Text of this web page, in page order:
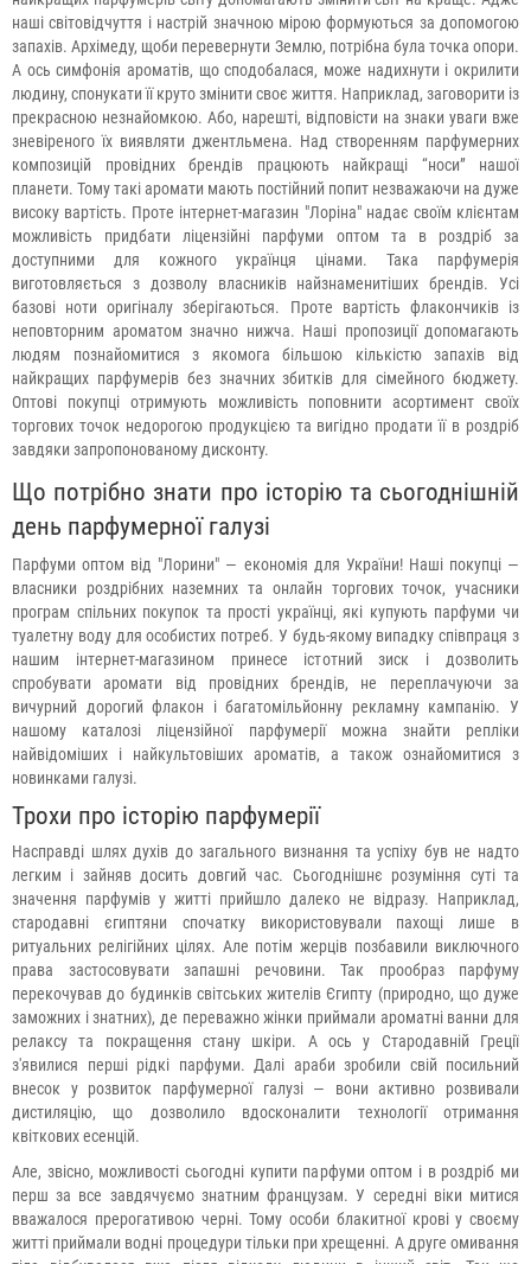
наші світовідчуття і настрій значною мірою формуються за допомогою
запахів. Архімеду, щоби перевернути Землю, потрібна була точка опори.
А ось симфонія ароматів, що сподобалася, може надихнути і окрилити
людину, спонукати її круто змінити своє життя. Наприклад, заговорити із
прекрасною незнайомкою. Або, нарешті, відповісти на знаки уваги вже
зневіреного їх виявляти джентльмена. Над створенням парфумерних
композицій провідних брендів працюють найкращі “носи” нашої
планети. Тому такі аромати мають постійний попит незважаючи на дуже
високу вартість. Проте інтернет-магазин "Лоріна" надає своїм клієнтам
можливість придбати ліцензійні парфуми оптом та в роздріб за
доступними для кожного українця цінами. Така парфумерія
виготовляється з дозволу власників найзнаменитіших брендів. Усі
базові ноти оригіналу зберігаються. Проте вартість флакончиків із
неповторним ароматом значно нижча. Наші пропозиції допомагають
людям познайомитися з якомога більшою кількістю запахів від
найкращих парфумерів без значних збитків для сімейного бюджету.
Оптові покупці отримують можливість поповнити асортимент своїх
торгових точок недорогою продукцією та вигідно продати її в роздріб
завдяки запропонованому дисконту.
Що потрібно знати про історію та сьогоднішній
день парфумерної галузі
Парфуми оптом від "Лорини" — економія для України! Наші покупці —
власники роздрібних наземних та онлайн торгових точок, учасники
програм спільних покупок та прості українці, які купують парфуми чи
туалетну воду для особистих потреб. У будь-якому випадку співпраця з
нашим інтернет-магазином принесе істотний зиск і дозволить
спробувати аромати від провідних брендів, не переплачуючи за
вичурний дорогий флакон і багатомільйонну рекламну кампанію. У
нашому каталозі ліцензійної парфумерії можна знайти репліки
найвідоміших і найкультовіших ароматів, а також ознайомитися з
новинками галузі.
Трохи про історію парфумерії
Насправді шлях духів до загального визнання та успіху був не надто
легким і зайняв досить довгий час. Сьогоднішнє розуміння суті та
значення парфумів у житті прийшло далеко не відразу. Наприклад,
стародавні єгиптяни спочатку використовували пахощі лише в
ритуальних релігійних цілях. Але потім жерців позбавили виключного
права застосовувати запашні речовини. Так прообраз парфуму
перекочував до будинків світських жителів Єгипту (природно, що дуже
заможних і знатних), де переважно жінки приймали ароматні ванни для
релаксу та покращення стану шкіри. А ось у Стародавній Греції
з'явилися перші рідкі парфуми. Далі араби зробили свій посильний
внесок у розвиток парфумерної галузі — вони активно розвивали
дистиляцію, що дозволило вдосконалити технології отримання
квіткових есенцій.
Але, звісно, ​​можливості сьогодні купити парфуми оптом і в роздріб ми
перш за все завдячуємо знатним французам. У середні віки митися
вважалося прерогативою черні. Тому особи блакитної крові у своєму
житті приймали водні процедури тільки при хрещенні. А друге омивання